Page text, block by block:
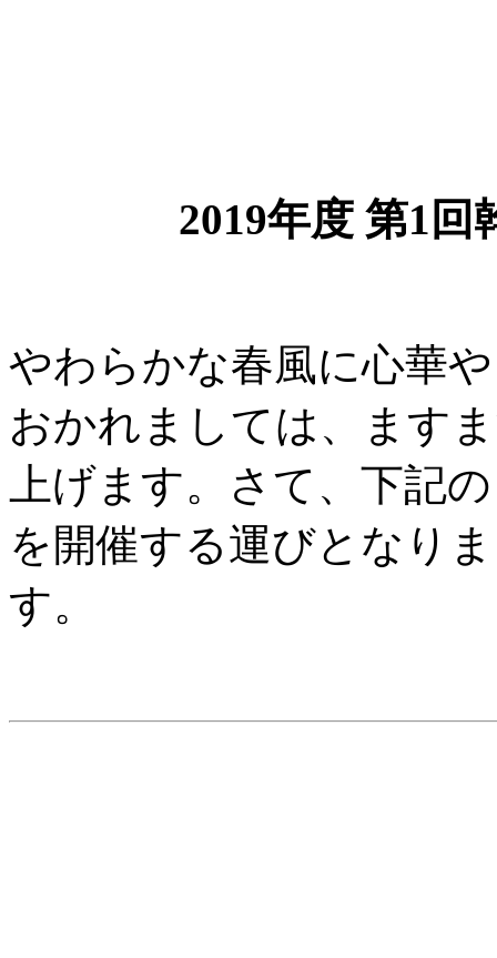
2019年度 第1
やわらかな春風に心華
おかれましては、ます
上げます。さて、下記
を開催する運びとなり
す。